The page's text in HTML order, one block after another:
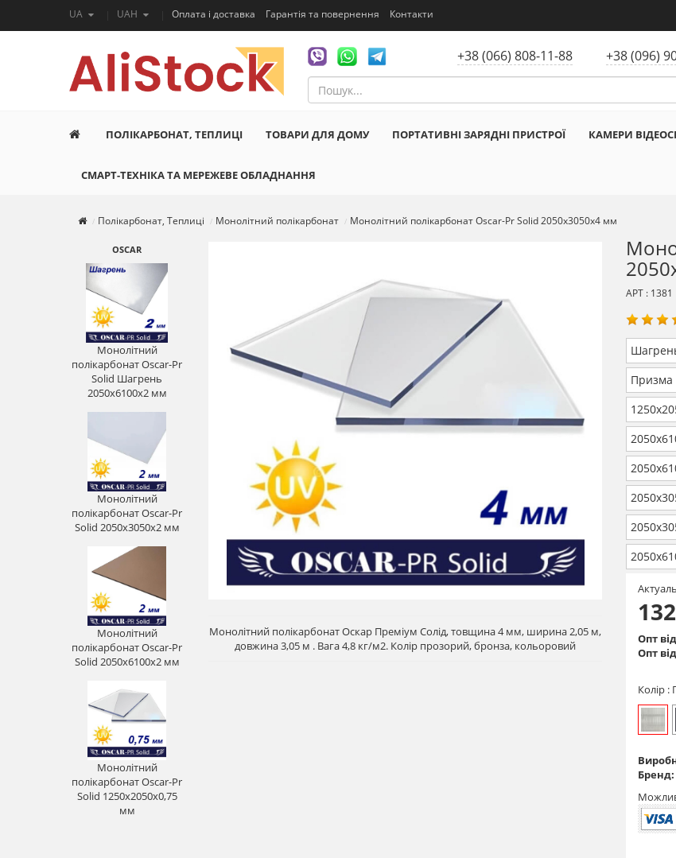
UA UAH Оплата і доставка Гарантія та повернення Контакти
+38 (066) 808-11-88 +38 (096)
ПОЛІКАРБОНАТ, ТЕПЛИЦІ ТОВАРИ ДЛЯ ДОМУ ПОРТАТИВНІ ЗАРЯДНІ ПРИСТРОЇ КАМЕРИ
СМАРТ-ТЕХНІКА ТА МЕРЕЖЕВЕ ОБЛАДНАННЯ
Полікарбонат, Теплиці Монолітний полікарбонат Монолітний полікарбонат Oscar-Pr Solid 2050х3050х4 мм
OSCAR
Монолітний
полікарбонат Oscar-Pr
Solid Шагрень
2050х6100х2 мм
Монолітний
полікарбонат Oscar-Pr
Solid 2050х3050х2 мм
Монолітний
полікарбонат Oscar-Pr
Solid 2050х6100х2 мм
Монолітний
полікарбонат Oscar-Pr
Solid 1250х2050х0,75
мм
Монолітний полікарбонат Оскар Преміум Солід, товщина 4 мм, ширина 2,05 м,
довжина 3,05 м . Вага 4,8 кг/м2. Колір прозорий, бронза, кольоровий
АРТ : 1381
Призма
Опт
Опт
Колір :
Бренд: